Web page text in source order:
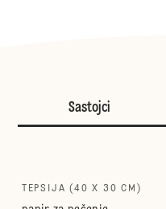
Sastojci
TEPSIJA (40 X 30 CM)